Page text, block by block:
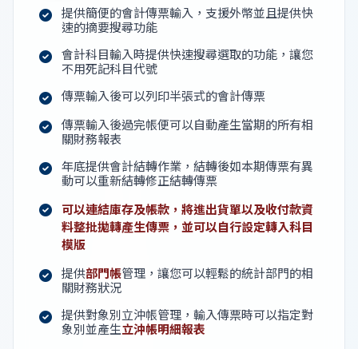
提供簡便的會計傳票輸入，支援外幣並且提供快
速的摘要搜尋功能
會計科目輸入時提供快速搜尋選取的功能，讓您
不用死記科目代號
傳票輸入後可以列印半張式的會計傳票
傳票輸入後過完帳便可以自動產生當期的所有相
關財務報表
年底提供會計結轉作業，結轉後如本期傳票有異
動可以重新結轉修正結轉傳票
可以連結庫存及帳款，將進出貨單以及收付款資
料整批拋轉產生傳票，並可以自行設定轉入科目
模版
提供部門帳管理，讓您可以輕鬆的統計部門的相
關財務狀況
提供對象別立沖帳管理，輸入傳票時可以指定對
象別並產生立沖帳明細報表